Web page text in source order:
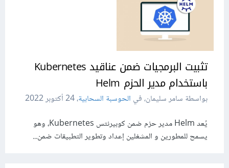
تثبيت البرمجيات ضمن عناقيد Kubernetes
باستخدام مدير الحزم Helm
بواسطة سامر سليمان، في الحوسبة السحابية،24 أكتوبر 2022
يُعد Helm مدير حزم ضمن كوبيرنتس Kubernetes، وهو
يسمح للمطورين و المشغلين إعداد وتطوير التطبيقات ضمن...